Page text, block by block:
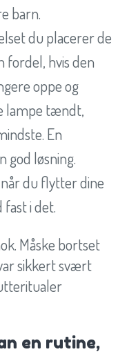
barn.
du placerer de
fordel, hvis den
oppe og
lampe tændt,
En
god løsning.
du flytter dine
i det.
Måske bortset
sikkert svært
en rutine,